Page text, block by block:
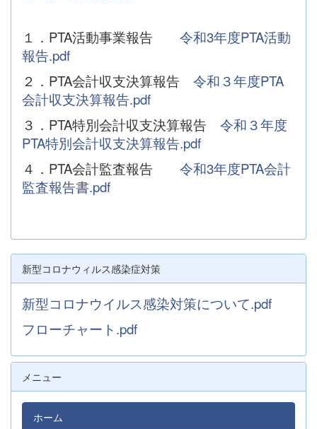
１．PTA活動事業報告 令和3年度PTA活動
報告.pdf
２．PTA会計収支決算報告 令和３年度PTA
会計収支決算報告.pdf
３．PTA特別会計収支決算報告 令和３年度
PTA特別会計収支決算報告.pdf
４．PTA会計監査報告 令和3年度PTA会計
監査報告書.pdf
新型コロナウィルス感染症対策
新型コロナウイルス感染対策について.pdf
フローチャート.pdf
メニュー
ホーム